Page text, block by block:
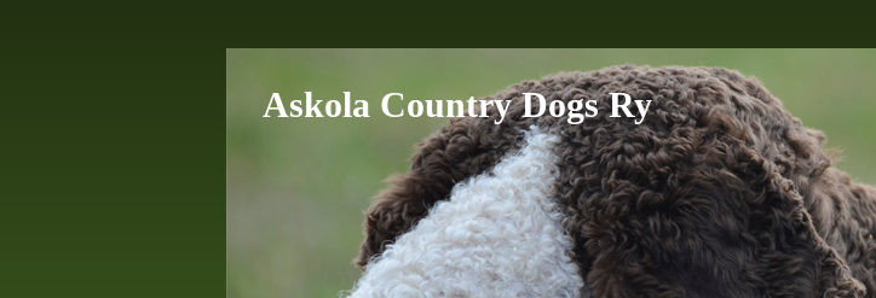
Askola Country Dogs Ry